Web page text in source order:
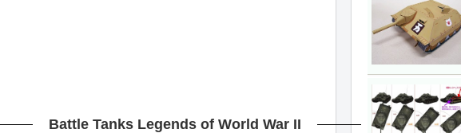
Battle Tanks Legends of World War II